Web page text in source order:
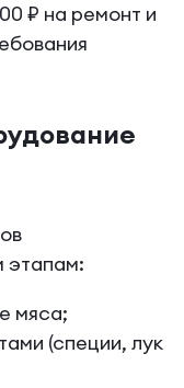
₽ на ремонт и
этапам:
мяса;
(специи, лук